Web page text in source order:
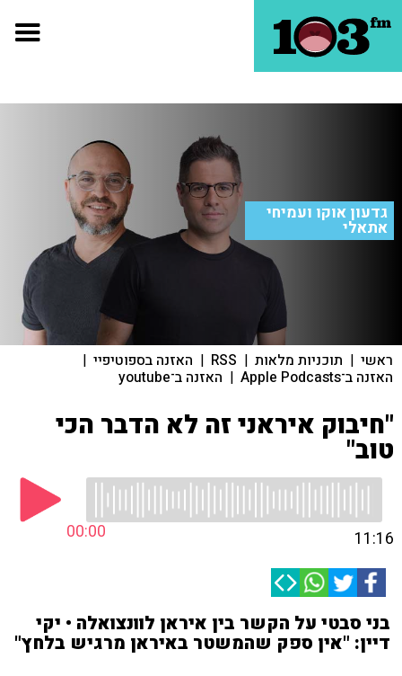
גדעון אוקו ועמיחי
אתאלי
ראשי | תוכניות מלאות |
RSS
| האזנה בספוטיפיי |
האזנה ב־Apple Podcasts | האזנה ב־youtube
"חיבוק איראני זה לא הדבר הכי
טוב"
00:00 11:16
בני סבטי על הקשר בין איראן לוונצואלה • יקי
דיין: "אין ספק שהמשטר באיראן מרגיש בלחץ"